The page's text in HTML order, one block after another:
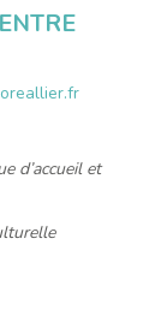
d’accueil et